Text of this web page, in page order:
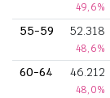
49,6%
55-59 52.318
48,6%
60-64 46.212
48,0%